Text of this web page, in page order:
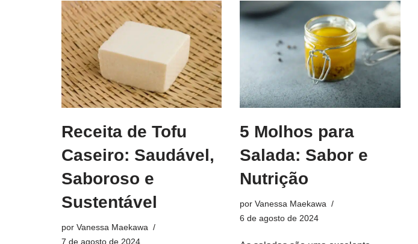
Receita de Tofu
Caseiro: Saudável,
Saboroso e
Sustentável
por Vanessa Maekawa
7 de agosto de 2024
5 Molhos para
Salada: Sabor e
Nutrição
porVanessa Maekawa
6 de agosto de 2024